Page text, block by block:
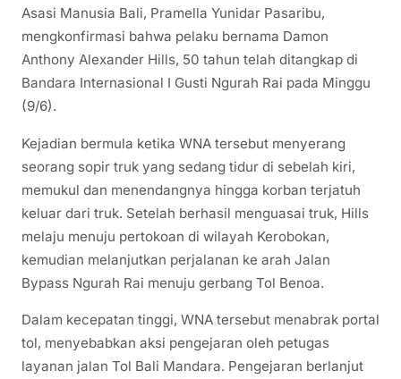
Asasi Manusia Bali, Pramella Yunidar Pasaribu,
mengkonfirmasi bahwa pelaku bernama Damon
Anthony Alexander Hills, 50 tahun telah ditangkap di
Bandara Internasional I Gusti Ngurah Rai pada Minggu
(9/6).
Kejadian bermula ketika WNA tersebut menyerang
seorang sopir truk yang sedang tidur di sebelah kiri,
memukul dan menendangnya hingga korban terjatuh
keluar dari truk. Setelah berhasil menguasai truk, Hills
melaju menuju pertokoan di wilayah Kerobokan,
kemudian melanjutkan perjalanan ke arah Jalan
Bypass Ngurah Rai menuju gerbang Tol Benoa.
Dalam kecepatan tinggi, WNA tersebut menabrak portal
tol, menyebabkan aksi pengejaran oleh petugas
layanan jalan Tol Bali Mandara. Pengejaran berlanjut